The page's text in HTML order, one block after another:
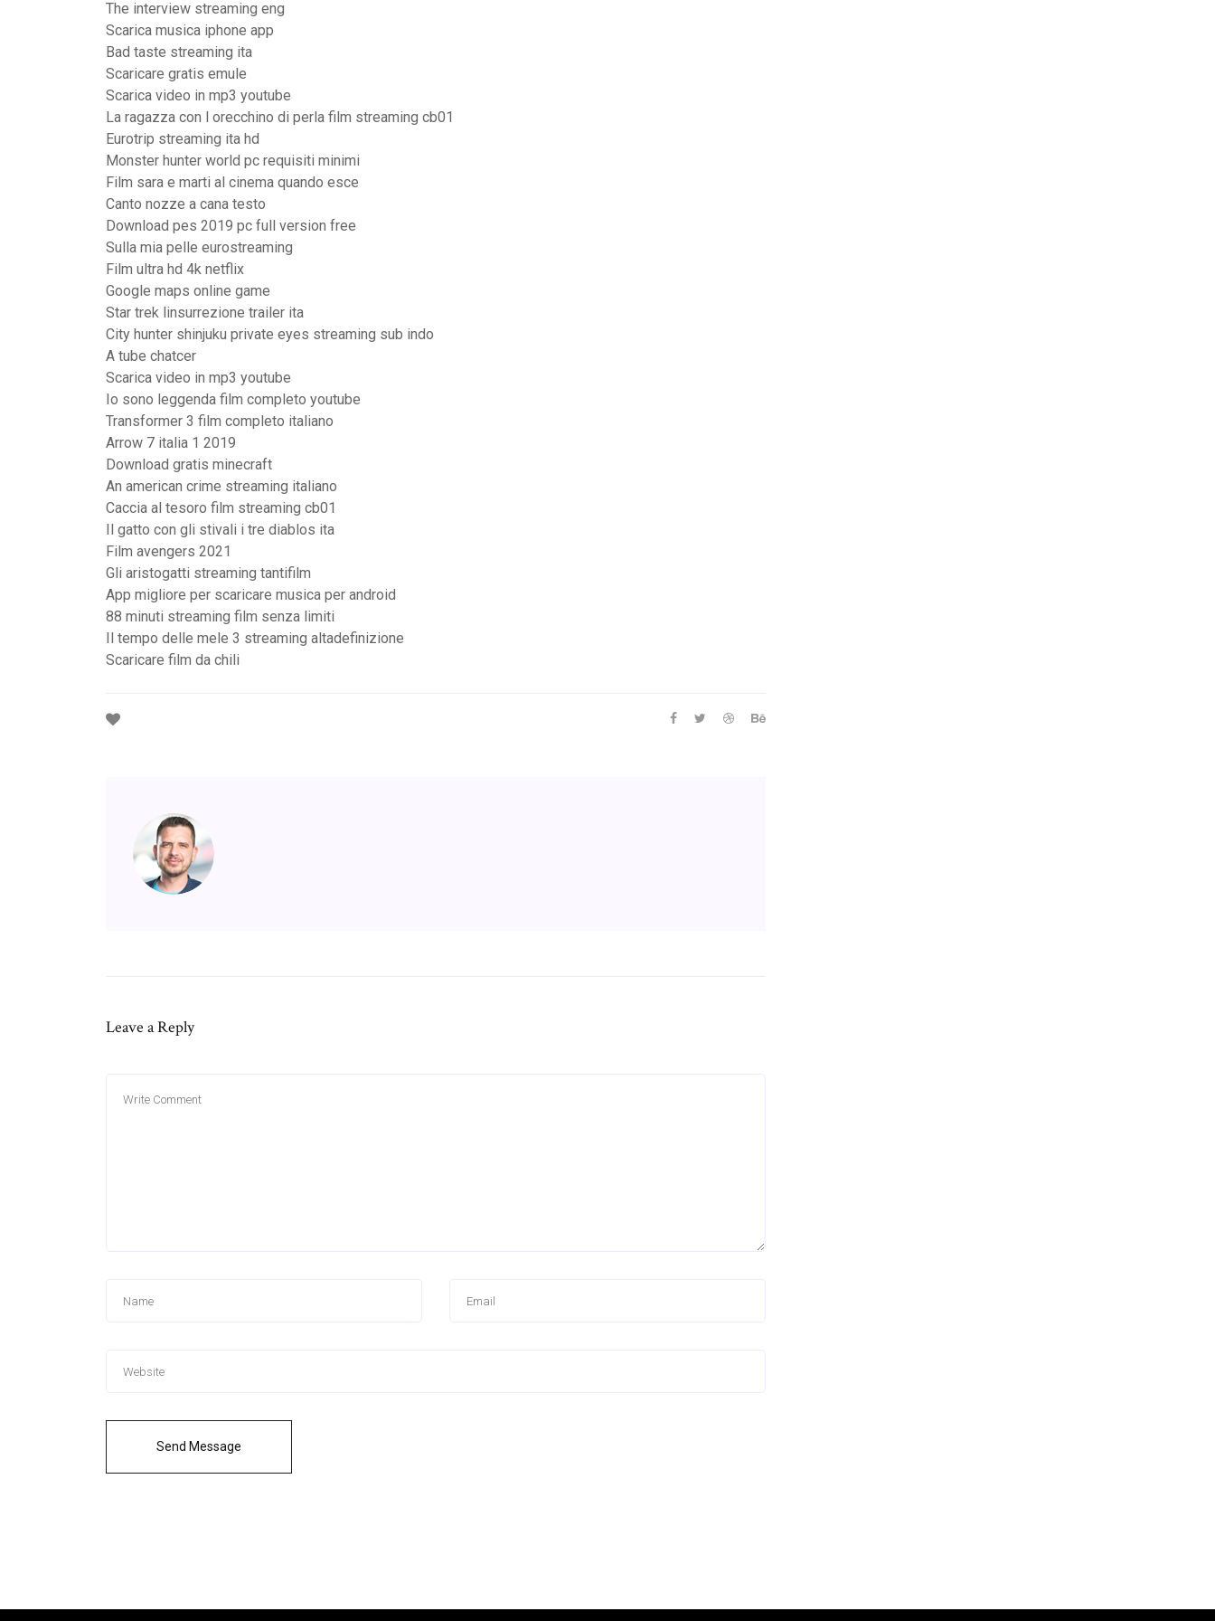
The interview streaming eng
Scarica musica iphone app
Bad taste streaming ita
Scaricare gratis emule
Scarica video in mp3 youtube
La ragazza con l orecchino di perla film streaming cb01
Eurotrip streaming ita hd
Monster hunter world pc requisiti minimi
Film sara e marti al cinema quando esce
Canto nozze a cana testo
Download pes 2019 pc full version free
Sulla mia pelle eurostreaming
Film ultra hd 4k netflix
Google maps online game
Star trek linsurrezione trailer ita
City hunter shinjuku private eyes streaming sub indo
A tube chatcer
Scarica video in mp3 youtube
Io sono leggenda film completo youtube
Transformer 3 film completo italiano
Arrow 7 italia 1 2019
Download gratis minecraft
An american crime streaming italiano
Caccia al tesoro film streaming cb01
Il gatto con gli stivali i tre diablos ita
Film avengers 2021
Gli aristogatti streaming tantifilm
App migliore per scaricare musica per android
88 minuti streaming film senza limiti
Il tempo delle mele 3 streaming altadefinizione
Scaricare film da chili
Leave a Reply
Send Message